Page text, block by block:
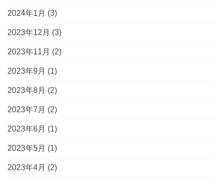
2024年1月 (3)
2023年12月 (3)
2023年11月 (2)
2023年9月 (1)
2023年8月 (2)
2023年7月 (2)
2023年6月 (1)
2023年5月 (1)
2023年4月 (2)